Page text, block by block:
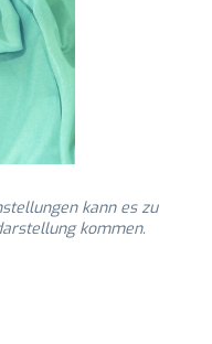
kann es zu
kommen.